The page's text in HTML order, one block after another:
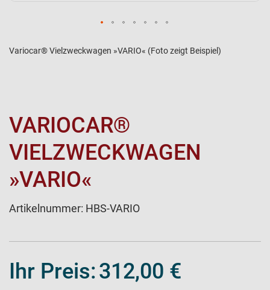
Variocar® Vielzweckwagen »VARIO« (Foto zeigt Beispiel)
VARIOCAR®
VIELZWECKWAGEN
»VARIO«
Artikelnummer: HBS-VARIO
Ihr Preis:312,00 €